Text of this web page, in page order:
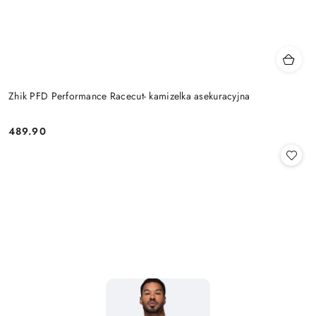
Zhik PFD Performance Racecut- kamizelka asekuracyjna
Cena:
489.90